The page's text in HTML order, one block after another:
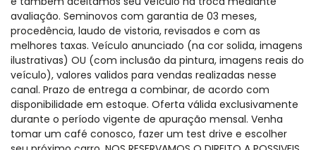
avaliação. Seminovos com garantia de 03 meses,
procedência, laudo de vistoria, revisados e com as
melhores taxas. Veículo anunciado (na cor solida, imagens
ilustrativas) OU (com inclusão da pintura, imagens reais do
veículo), valores validos para vendas realizadas nesse
canal. Prazo de entrega a combinar, de acordo com
disponibilidade em estoque. Oferta válida exclusivamente
durante o período vigente de apuração mensal. Venha
tomar um café conosco, fazer um test drive e escolher